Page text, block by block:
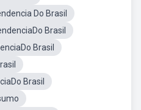
Do Brasil
Brasil
Brasil
Brasil